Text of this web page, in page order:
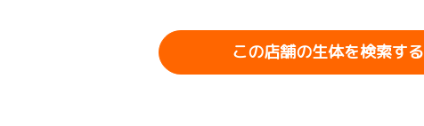
この店舗の生体を検索する